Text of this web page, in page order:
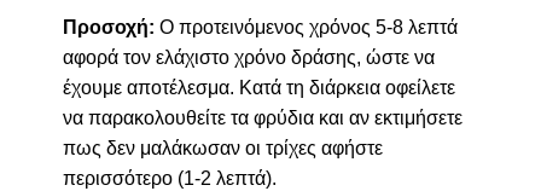
Προσοχή: Ο προτεινόμενος χρόνος 5-8 λεπτά
αφορά τον ελάχιστο χρόνο δράσης, ώστε να
έχουμε αποτέλεσμα. Κατά τη διάρκεια οφείλετε
να παρακολουθείτε τα φρύδια και αν εκτιμήσετε
πως δεν μαλάκωσαν οι τρίχες αφήστε
περισσότερο (1-2 λεπτά).